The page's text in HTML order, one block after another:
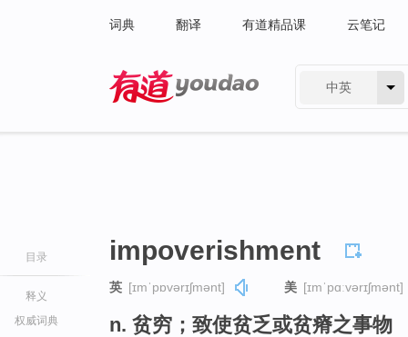
词典 翻译 有道精品课 云笔记
中英
目录
释义
权威词典
impoverishment
英 [ɪmˈpɒvərɪʃmənt] 美 [ɪmˈpɑːvərɪʃmənt]
n. 贫穷；致使贫乏或贫瘠之事物